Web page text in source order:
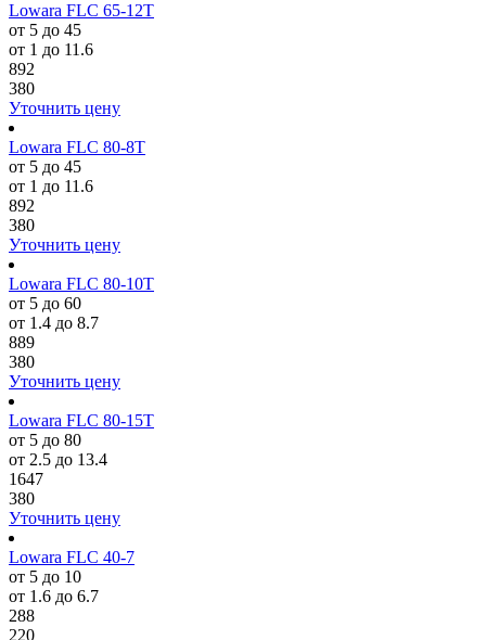
Lowara FLC 65-12T
от 5 до 45
от 1 до 11.6
892
380
Уточнить цену
Lowara FLC 80-8T
от 5 до 45
от 1 до 11.6
892
380
Уточнить цену
Lowara FLC 80-10T
от 5 до 60
от 1.4 до 8.7
889
380
Уточнить цену
Lowara FLC 80-15T
от 5 до 80
от 2.5 до 13.4
1647
380
Уточнить цену
Lowara FLC 40-7
от 5 до 10
от 1.6 до 6.7
288
220